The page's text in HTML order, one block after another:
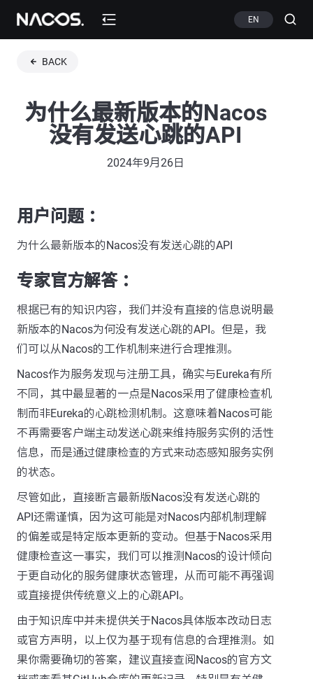
EN
BACK
为什么最新版本的Nacos
没有发送心跳的API
2024年9月26日
用户问题 ：
为什么最新版本的Nacos没有发送心跳的API
专家官方解答 ：
根据已有的知识内容，我们并没有直接的信息说明最
新版本的Nacos为何没有发送心跳的API。但是，我
们可以从Nacos的工作机制来进行合理推测。
Nacos作为服务发现与注册工具，确实与Eureka有所
不同，其中最显著的一点是Nacos采用了健康检查机
制而非Eureka的心跳检测机制。这意味着Nacos可能
不再需要客户端主动发送心跳来维持服务实例的活性
信息，而是通过健康检查的方式来动态感知服务实例
的状态。
尽管如此，直接断言最新版Nacos没有发送心跳的
API还需谨慎，因为这可能是对Nacos内部机制理解
的偏差或是特定版本更新的变动。但基于Nacos采用
健康检查这一事实，我们可以推测Nacos的设计倾向
于更自动化的服务健康状态管理，从而可能不再强调
或直接提供传统意义上的心跳API。
由于知识库中并未提供关于Nacos具体版本改动日志
或官方声明，以上仅为基于现有信息的合理推测。如
果你需要确切的答案，建议直接查阅Nacos的官方文